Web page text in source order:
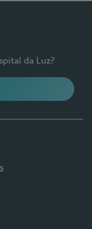
da Luz?